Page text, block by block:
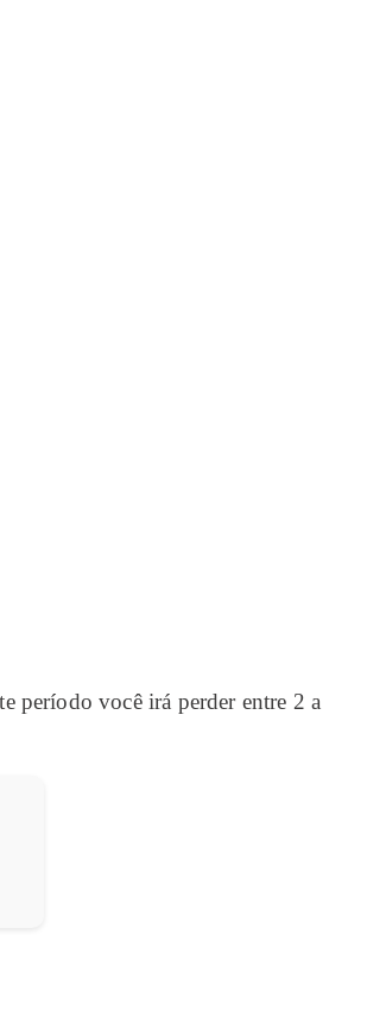
período você irá perder entre 2 a